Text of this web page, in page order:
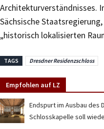
Architekturverständnisses.
Sächsische
„historisch lokalisierten
TAGS Dresdner Residenzschloss
Empfohlen auf LZ
Endspurt im Ausbau des
Schlosskapelle soll